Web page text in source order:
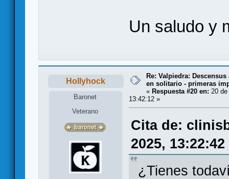
Un saludo y
Hollyhock
Baronet
Veterano
Re: Valpiedra: Descensus
en solitario - primeras
« Respuesta #20 en: 20
13:42:12 »
Cita de:
2025, 13:22:42
¿Tienes